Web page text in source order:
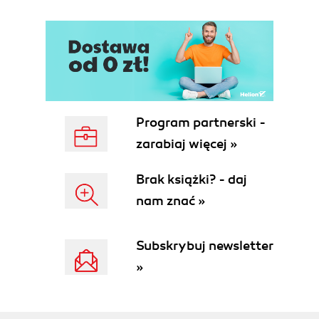
6.5. Nagłówek - najważniejsza część reklamy
(122)
6.6. Napisz, poczekaj, zredaguj (135)
Rozdział 7. Strona WWW (139)
7.2. Dlaczego opłaca się kupować szablony stron
WWW? (142)
7.4. Kontakt i pomoc (152)
7.5. Notki prawne (156)
(Łukasz Sebestyański) (162)
Rozdział 8. SPAM (165)
Program partnerski -
zarabiaj więcej »
Brak książki? - daj
nam znać »
Subskrybuj newsletter
»